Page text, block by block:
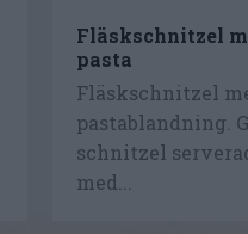
Fläskschnitzel
pasta
Fläskschnitzel
pastablandning.
schnitzel
med...